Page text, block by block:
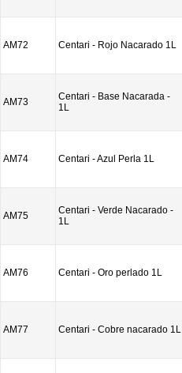
AM72 Centari - Rojo Nacarado 1L
AM73
Centari - Base Nacarada -
1L
AM74 Centari - Azul Perla 1L
AM75
Centari - Verde Nacarado -
1L
AM76 Centari - Oro perlado 1L
AM77 Centari - Cobre nacarado 1L